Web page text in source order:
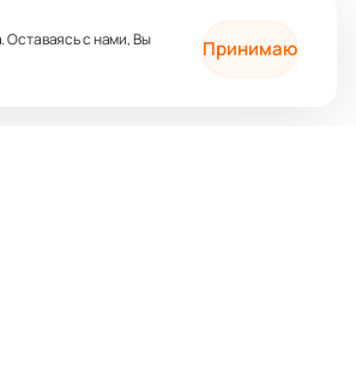
Оставаясь с нами, Вы
Принимаю